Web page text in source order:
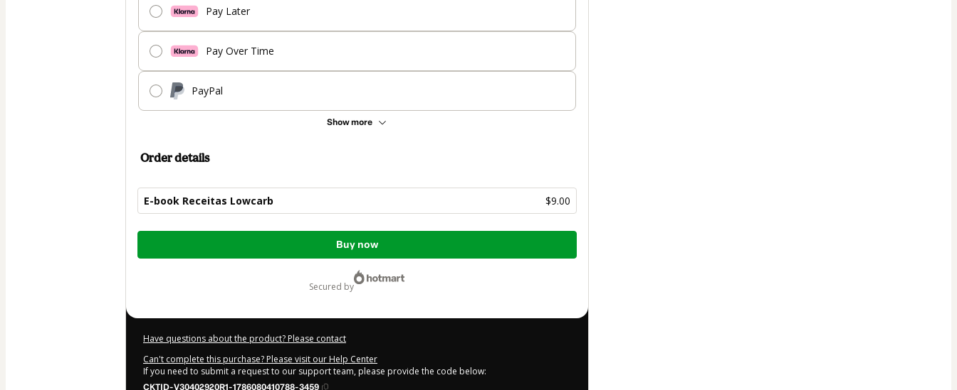
Pay Later
Pay Over Time
PayPal
Show more
Order details
E-book Receitas Lowcarb $9.00
Total
Buy now
secured by
Have questions about the product? Please contact
Can't complete this purchase? Please visit our Help Center
If you need to submit a request to our support team, please provide the code below:
CKTID-V30402920R1-1786080410788-3459